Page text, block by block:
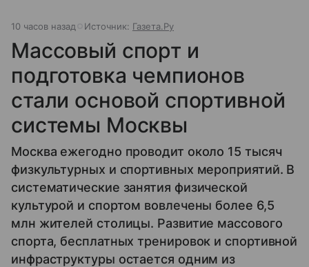
10 часов назад Источник: Газета.Ру
Массовый спорт и
подготовка чемпионов
стали основой спортивной
системы Москвы
Москва ежегодно проводит около 15 тысяч
физкультурных и спортивных мероприятий. В
систематические занятия физической
культурой и спортом вовлечены более 6,5
млн жителей столицы. Развитие массового
спорта, бесплатных тренировок и спортивной
инфраструктуры остается одним из